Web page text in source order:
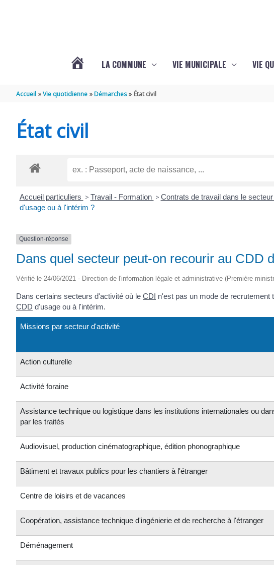
LA COMMUNE VIE MUNICIPALE VIE
Accueil Vie quotidienne Démarches État civil
État civil
Accueil particuliers > Travail - Formation > Contrats de travail dans le
d'usage ou à l'intérim ?
Question-réponse
Dans quel secteur peut-on recourir au CDD
Vérifié le 24/06/2021 - Direction de l'information légale et administrative (Première
Dans certains secteurs d'activité où le CDI n'est pas un mode de recrutement
CDD d'usage ou à l'intérim.
Missions par secteur d'activité
Action culturelle
Activité foraine
Assistance technique ou logistique dans les institutions internationales ou
par les traités
Audiovisuel, production cinématographique, édition phonographique
Bâtiment et travaux publics pour les chantiers à l'étranger
Centre de loisirs et de vacances
Coopération, assistance technique d'ingénierie et de recherche à l'étranger
Déménagement